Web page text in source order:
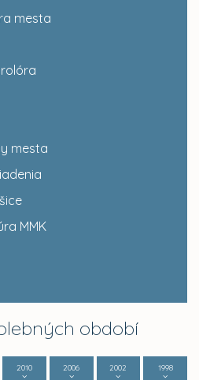
mesta
mesta
MMK
období
2010
2006
2002
1998